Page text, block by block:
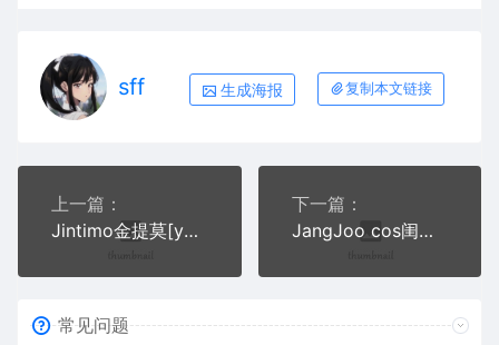
sff 生成海报 复制本文链接
上一篇：
Jintimo金提莫[yuka]写真合集3套【Mystic】陈圣俊前妻
下一篇：
JangJoo cos闺蜜写真
常见问题